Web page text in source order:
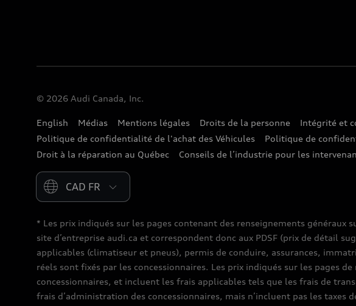
© 2026 Audi Canada, Inc.
English Médias Mentions légales Droits de la personne Intégrité et
Politique de confidentialité de l'achat des Véhicules
Politique de
Droit à la réparation au Québec
Conseils de l’industrie pour les
Please select country
* Les prix indiqués sur les pages contenant des renseignements
site d’entreprise audi.ca et correspondent donc aux PDSF (prix de détail
applicables (climatiseur et pneus), permis de conduire, assurances,
réels sont fixés par les concessionnaires. Les prix indiqués sur les pages
concessionnaires, et incluent les frais applicables tels que les frais de
frais d’administration des concessionnaires, mais n’incluent pas les